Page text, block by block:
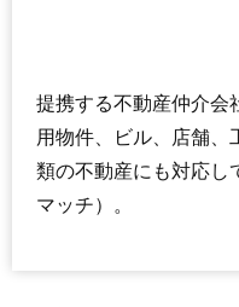
提携する不動産仲介会
用物件、ビル、店舗、
類の不動産にも対応し
マッチ）。